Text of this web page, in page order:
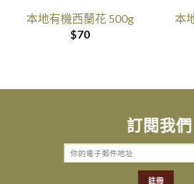
本地有機西蘭花 500g
$70
本
訂閱我們